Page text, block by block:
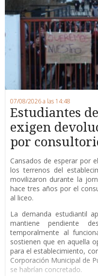
07/08/2026 a las 14:48
Estudiantes
exigen
por
Cansados de esperar por
los terrenos del
movilizaron durante la
hace tres años por el
al liceo.
La demanda estudiantil
mantiene pendiente
temporalmente al
sostienen que en aquella
para el establecimiento,
Corporación Municipal de
se habrían concretado.